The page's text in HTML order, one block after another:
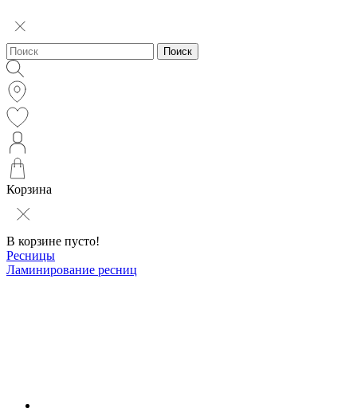
Поиск
Корзина
В корзине пусто!
Ресницы
Ламинирование ресниц